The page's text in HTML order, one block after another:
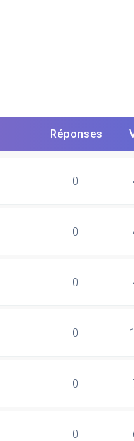
Réponses
0
0
0
0
0
0